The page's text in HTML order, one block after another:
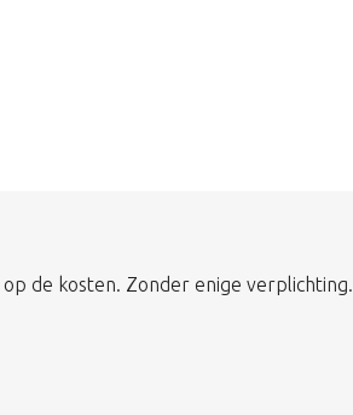
de kosten. Zonder enige verplichting.